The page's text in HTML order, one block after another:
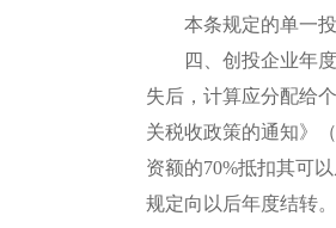
本条规定的单一投
四、创投企业年度
失后，计算应分配给
关税收政策的通知》
资额的70%抵扣其可
规定向以后年度结转。